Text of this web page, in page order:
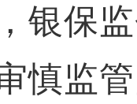
保监
慎监